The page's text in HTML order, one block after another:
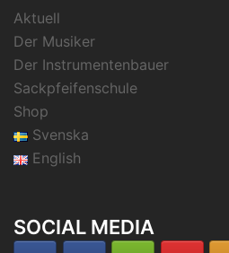
Aktuell
Der Musiker
Der Instrumentenbauer
Sackpfeifenschule
Shop
Svenska
English
SOCIAL MEDIA